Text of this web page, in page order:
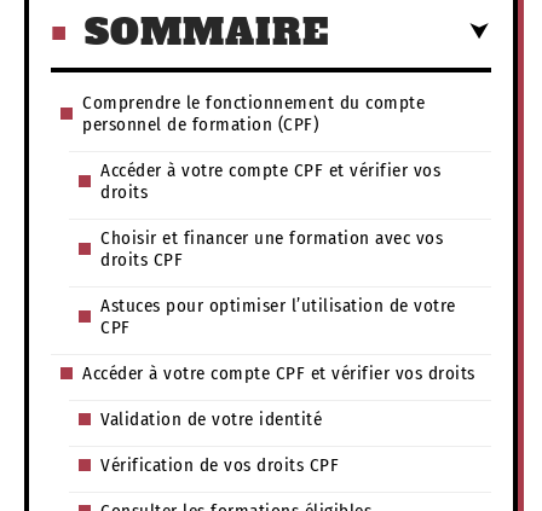
SOMMAIRE
Comprendre le fonctionnement du compte
personnel de formation (CPF)
Accéder à votre compte CPF et vérifier vos
droits
Choisir et financer une formation avec vos
droits CPF
Astuces pour optimiser l’utilisation de votre
CPF
Accéder à votre compte CPF et vérifier vos droits
Validation de votre identité
Vérification de vos droits CPF